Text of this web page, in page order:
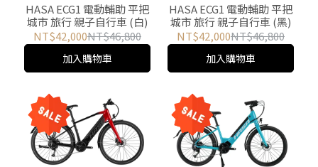
HASA ECG1 電動輔助 平把
城市 旅行 親子自行車 (白)
NT$42,000NT$46,800
加入購物車
HASA ECG1 電動輔助 平把
城市 旅行 親子自行車 (黑)
NT$42,000NT$46,800
加入購物車